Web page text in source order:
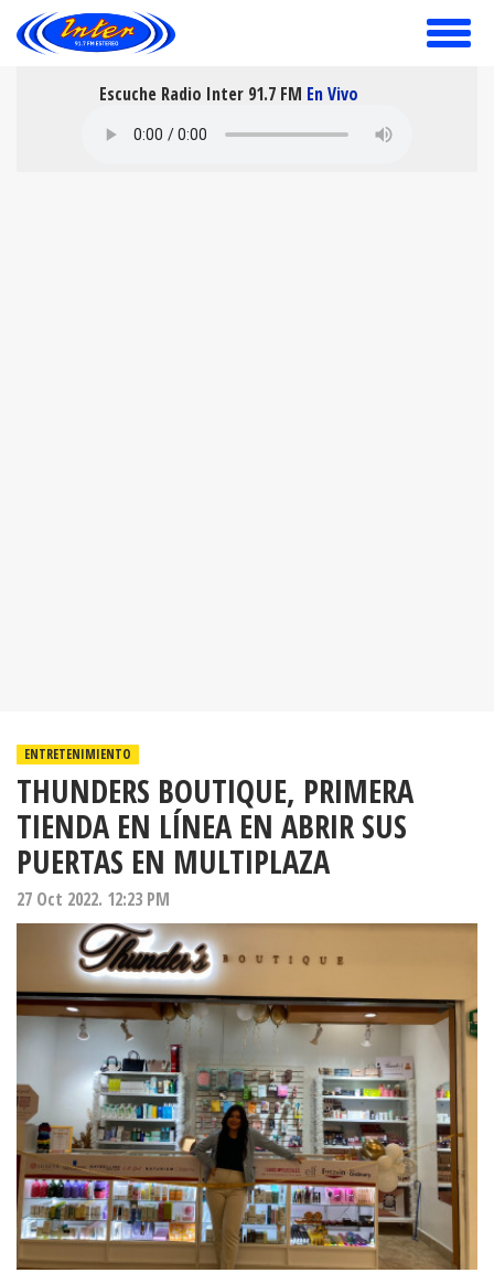
toggle
Escuche Radio Inter 91.7 FM En Vivo
ENTRETENIMIENTO
THUNDERS BOUTIQUE, PRIMERA
TIENDA EN LÍNEA EN ABRIR SUS
PUERTAS EN MULTIPLAZA
27 Oct 2022. 12:23 PM